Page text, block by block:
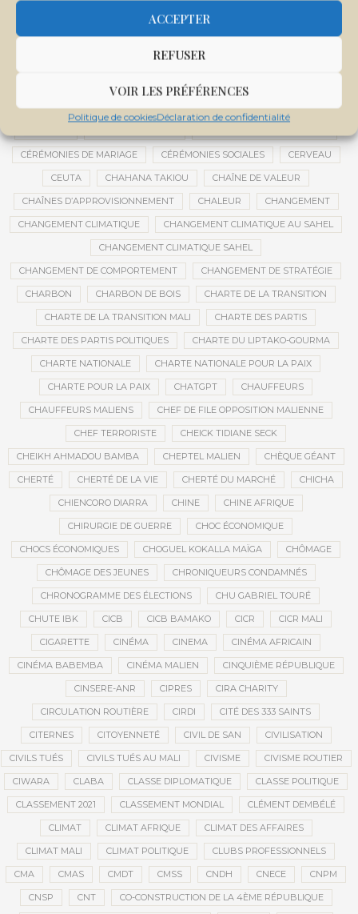
ACCEPTER
REFUSER
VOIR LES PRÉFÉRENCES
Politique de cookiesDéclaration de confidentialité
CENTRE DE SANTÉ COMMUNAUTAIRE
CENTRE INTERNATIONAL DE CONFÉRENCES DE BAMAKO
CENTRE MALI
CENTRE NATIONAL DES EXAMENS ET CONCOURS DE L’ÉDUCATION
CENTRES DE DONNÉES CERCLE DE RÉFLEXION À DISTANCE
CÉRÉMONIES DE MARIAGE CÉRÉMONIES SOCIALES CERVEAU
CEUTA CHAHANA TAKIOU CHAÎNE DE VALEUR
CHAÎNES D’APPROVISIONNEMENT CHALEUR CHANGEMENT
CHANGEMENT CLIMATIQUE CHANGEMENT CLIMATIQUE AU SAHEL
CHANGEMENT CLIMATIQUE SAHEL
CHANGEMENT DE COMPORTEMENT CHANGEMENT DE STRATÉGIE
CHARBON CHARBON DE BOIS CHARTE DE LA TRANSITION
CHARTE DE LA TRANSITION MALI CHARTE DES PARTIS
CHARTE DES PARTIS POLITIQUES CHARTE DU LIPTAKO-GOURMA
CHARTE NATIONALE CHARTE NATIONALE POUR LA PAIX
CHARTE POUR LA PAIX CHATGPT CHAUFFEURS
CHAUFFEURS MALIENS CHEF DE FILE OPPOSITION MALIENNE
CHEF TERRORISTE CHEICK TIDIANE SECK
CHEIKH AHMADOU BAMBA CHEPTEL MALIEN CHÈQUE GÉANT
CHERTÉ CHERTÉ DE LA VIE CHERTÉ DU MARCHÉ CHICHA
CHIENCORO DIARRA CHINE CHINE AFRIQUE
CHIRURGIE DE GUERRE CHOC ÉCONOMIQUE
CHOCS ÉCONOMIQUES CHOGUEL KOKALLA MAÏGA CHÔMAGE
CHÔMAGE DES JEUNES CHRONIQUEURS CONDAMNÉS
CHRONOGRAMME DES ÉLECTIONS CHU GABRIEL TOURÉ
CHUTE IBK CICB CICB BAMAKO CICR CICR MALI
CIGARETTE CINÉMA CINEMA CINÉMA AFRICAIN
CINÉMA BABEMBA CINÉMA MALIEN CINQUIÈME RÉPUBLIQUE
CINSERE-ANR CIPRES CIRA CHARITY
CIRCULATION ROUTIÈRE CIRDI CITÉ DES 333 SAINTS
CITERNES CITOYENNETÉ CIVIL DE SAN CIVILISATION
CIVILS TUÉS CIVILS TUÉS AU MALI CIVISME CIVISME ROUTIER
CIWARA CLABA CLASSE DIPLOMATIQUE CLASSE POLITIQUE
CLASSEMENT 2021 CLASSEMENT MONDIAL CLÉMENT DEMBÉLÉ
CLIMAT CLIMAT AFRIQUE CLIMAT DES AFFAIRES
CLIMAT MALI CLIMAT POLITIQUE CLUBS PROFESSIONNELS
CMA CMAS CMDT CMSS CNDH CNECE CNPM
CNSP CNT CO-CONSTRUCTION DE LA 4ÈME RÉPUBLIQUE